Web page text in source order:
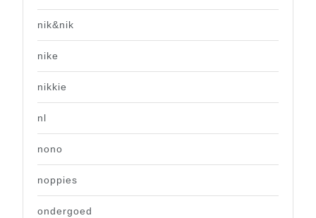
nik&nik
nike
nikkie
nl
nono
noppies
ondergoed